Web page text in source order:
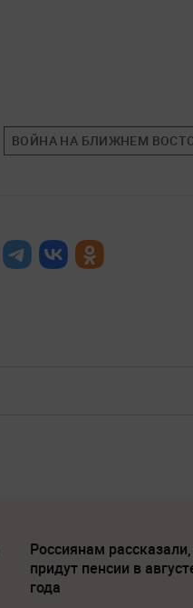
ВОЙНА НА БЛИЖНЕМ
Россиянам
придут пенсии в
года